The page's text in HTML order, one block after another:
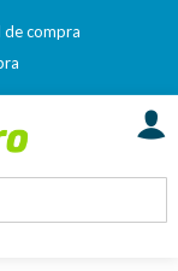
de compra